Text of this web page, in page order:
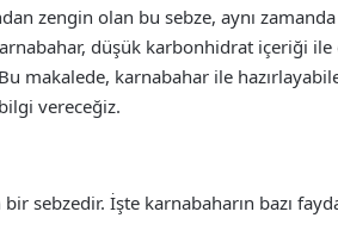
zengin olan bu sebze, aynı
düşük karbonhidrat içeriği
makalede, karnabahar ile
vereceğiz.
sebzedir. İşte karnabaharın bazı